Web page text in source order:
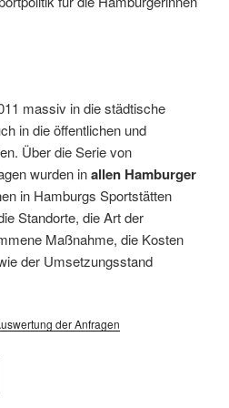
massiv in die städtische
in die öffentlichen und
Über die Serie von
wurden inallen Hamburger
in Hamburgs Sportstätten
Standorte, die Art der
Maßnahme, die Kosten
der Umsetzungsstand
der Anfragen